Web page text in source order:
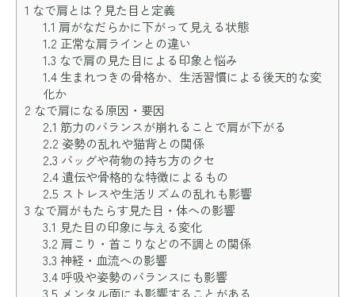
1 なで肩とは？見た目と定義
1.1 肩がなだらかに下がって見える状態
1.2 正常な肩ラインとの違い
1.3 なで肩の見た目による印象と悩み
1.4生まれつきの骨格か、生活習慣による後天的な変
化か
2 なで肩になる原因・要因
2.1 筋力のバランスが崩れることで肩が下がる
2.2 姿勢の乱れや猫背との関係
2.3 バッグや荷物の持ち方のクセ
2.4遺伝や骨格的な特徴によるもの
2.5 ストレスや生活リズムの乱れも影響
3 なで肩がもたらす見た目・体への影響
3.1 見た目の印象に与える変化
3.2 肩こり・首こりなどの不調との関係
3.3 神経・血流への影響
3.4呼吸や姿勢のバランスにも影響
3.5 メンタル面にも影響することがある